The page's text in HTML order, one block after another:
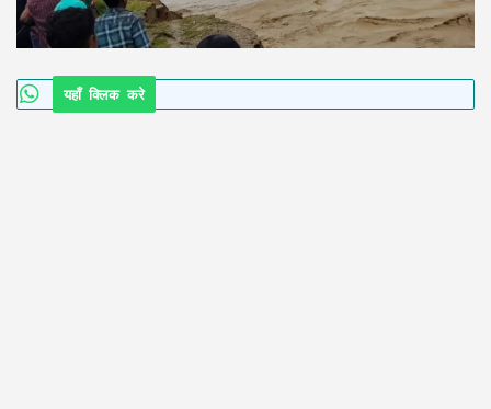
यहाँ क्लिक करे